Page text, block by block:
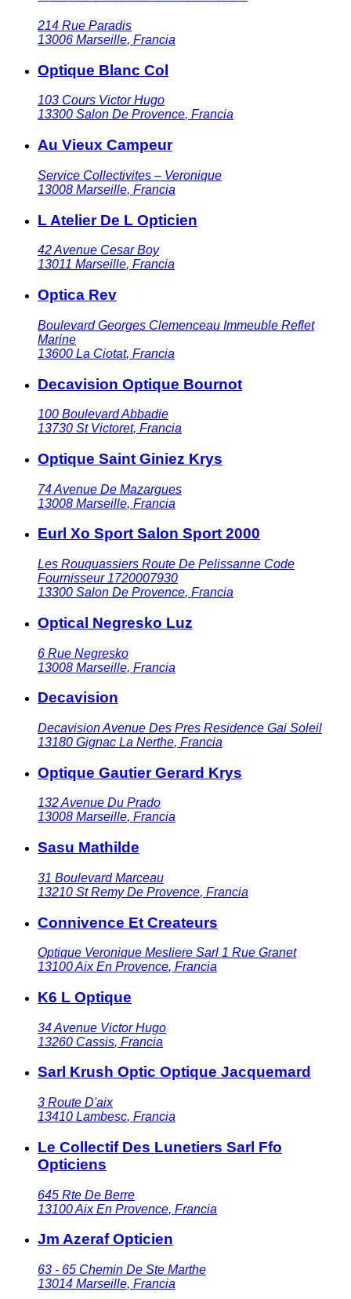
214 Rue Paradis
13006 Marseille, Francia
Optique Blanc Col
103 Cours Victor Hugo
13300 Salon De Provence, Francia
Au Vieux Campeur
Service Collectivites – Veronique
13008 Marseille, Francia
L Atelier De L Opticien
42 Avenue Cesar Boy
13011 Marseille, Francia
Optica Rev
Boulevard Georges Clemenceau Immeuble Reflet
Marine
13600 La Ciotat, Francia
Decavision Optique Bournot
100 Boulevard Abbadie
13730 St Victoret, Francia
Optique Saint Giniez Krys
74 Avenue De Mazargues
13008 Marseille, Francia
Eurl Xo Sport Salon Sport 2000
Les Rouquassiers Route De Pelissanne Code
Fournisseur 1720007930
13300 Salon De Provence, Francia
Optical Negresko Luz
6 Rue Negresko
13008 Marseille, Francia
Decavision
Decavision Avenue Des Pres Residence Gai Soleil
13180 Gignac La Nerthe, Francia
Optique Gautier Gerard Krys
132 Avenue Du Prado
13008 Marseille, Francia
Sasu Mathilde
31 Boulevard Marceau
13210 St Remy De Provence, Francia
Connivence Et Createurs
Optique Veronique Mesliere Sarl 1 Rue Granet
13100Aix En Provence, Francia
K6 L Optique
34 Avenue Victor Hugo
13260 Cassis, Francia
Sarl Krush Optic Optique Jacquemard
3 Route D'aix
13410 Lambesc, Francia
Le Collectif Des Lunetiers Sarl Ffo
Opticiens
645 Rte De Berre
13100Aix En Provence, Francia
Jm Azeraf Opticien
63 - 65 Chemin De Ste Marthe
13014 Marseille, Francia